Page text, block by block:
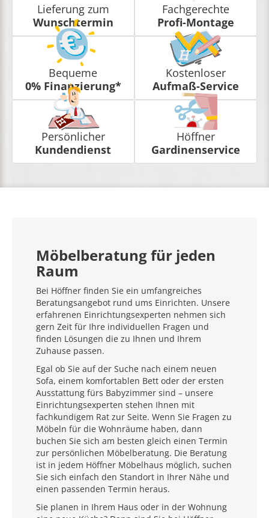
Lieferung zum
Wunschtermin
Fachgerechte
Profi-Montage
Bequeme
0% Finanzierung*
Kostenloser
Aufmaß-Service
Persönlicher
Kundendienst
Höffner
Gardinenservice
Möbelberatung für jeden
Raum
Bei Höffner finden Sie ein umfangreiches
Beratungsangebot rund ums Einrichten. Unsere
erfahrenen Einrichtungsexperten nehmen sich
gern Zeit für Ihre individuellen Fragen und
finden Lösungen die zu Ihnen und Ihrem
Zuhause passen.
Egal ob Sie auf der Suche nach einem neuen
Sofa, einem komfortablen Bett oder der ersten
Ausstattung fürs Babyzimmer sind – unsere
Einrichtungsexperten stehen Ihnen mit
fachkundigem Rat zur Seite. Wenn Sie Fragen zu
Möbeln für die Wohnräume haben, dann
buchen Sie sich am besten gleich einen Termin
zur persönlichen Möbelberatung. Die Beratung
ist in jedem Höffner Möbelhaus möglich, suchen
Sie sich einfach den Standort in Ihrer Nähe und
einen passenden Termin heraus.
Sie planen in Ihrem Haus oder in der Wohnung